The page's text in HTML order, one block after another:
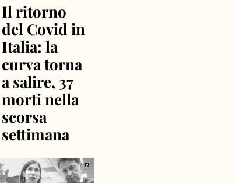
Il ritorno
del Covid in
Italia: la
curva torna
a salire, 37
morti nella
scorsa
settimana